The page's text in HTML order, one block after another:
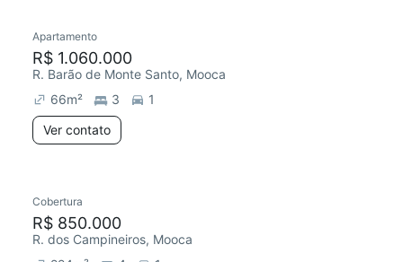
Chegou este mês
Apartamento
R$ 1.060.000
R. Barão de Monte Santo, Mooca
66m² 3
1
Ver contato
Chegou este mês
Cobertura
R$ 850.000
R. dos Campineiros, Mooca